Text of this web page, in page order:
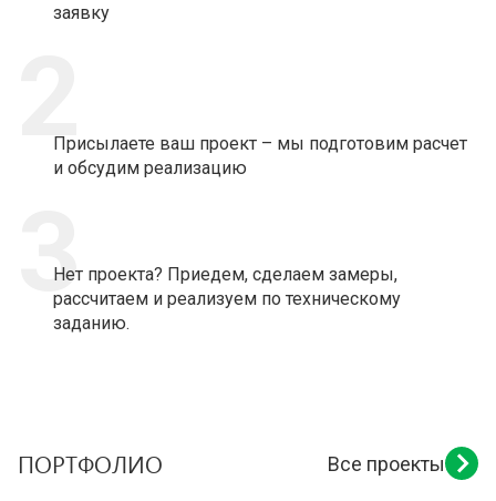
заявку
Присылаете ваш проект – мы подготовим расчет
и обсудим реализацию
3
Нет проекта? Приедем, сделаем замеры,
рассчитаем и реализуем по техническому
заданию.
ПОРТФОЛИО Все проекты